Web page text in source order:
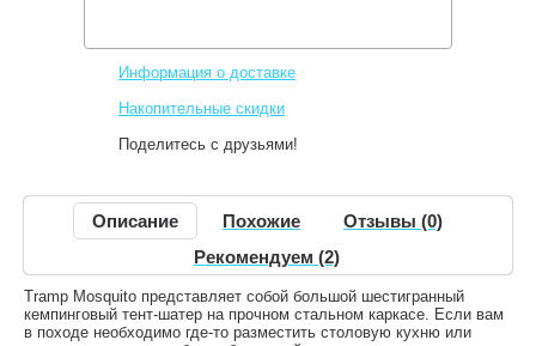
Информация о доставке
Накопительные скидки
Поделитесь с друзьями!
Описание Похожие
Отзывы (0)
Рекомендуем (2)
Tramp Mosquito представляет собой большой шестигранный
кемпинговый тент-шатер на прочном стальном каркасе. Если вам
в походе необходимо где-то разместить столовую кухню или